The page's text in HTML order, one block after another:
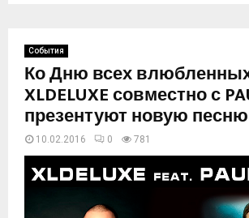
События
Ко Дню всех
XLDELUXE совместно с
презентуют новую песню
10.02.2016 0 781